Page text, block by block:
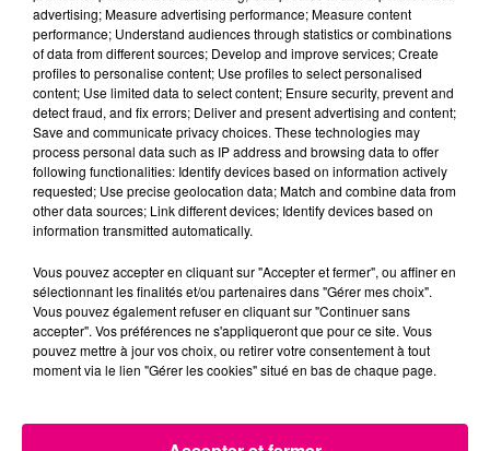
22 juillet 2026
Toulouse : circulation perturbée dans le
secteur François Verdier...
advertising; Measure advertising performance; Measure content
performance; Understand audiences through statistics or combinations
of data from different sources; Develop and improve services; Create
profiles to personalise content; Use profiles to select personalised
content; Use limited data to select content; Ensure security, prevent and
detect fraud, and fix errors; Deliver and present advertising and content;
Save and communicate privacy choices. These technologies may
process personal data such as IP address and browsing data to offer
following functionalities: Identify devices based on information actively
requested; Use precise geolocation data; Match and combine data from
other data sources; Link different devices; Identify devices based on
information transmitted automatically.
Vous pouvez accepter en cliquant sur "Accepter et fermer", ou affiner en
sélectionnant les finalités et/ou partenaires dans "Gérer mes choix".
Vous pouvez également refuser en cliquant sur "Continuer sans
accepter". Vos préférences ne s'appliqueront que pour ce site. Vous
pouvez mettre à jour vos choix, ou retirer votre consentement à tout
moment via le lien "Gérer les cookies" situé en bas de chaque page.